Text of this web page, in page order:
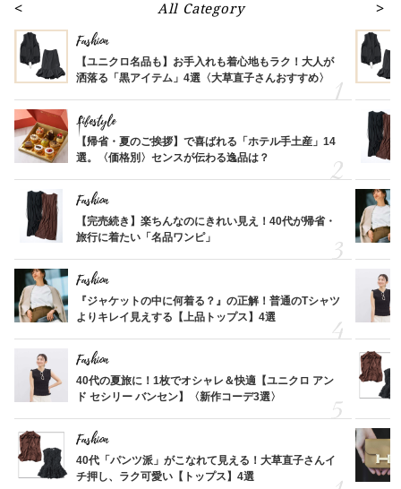
All Category
Fashion
【ユニクロ名品も】お手入れも着心地もラク！大人が
洒落る「黒アイテム」4選〈大草直子さんおすすめ〉
Lifestyle
【帰省・夏のご挨拶】で喜ばれる「ホテル手土産」14
選。〈価格別〉センスが伝わる逸品は？
Fashion
【完売続き】楽ちんなのにきれい見え！40代が帰省・
旅行に着たい「名品ワンピ」
Fashion
『ジャケットの中に何着る？』の正解！普通のTシャツ
よりキレイ見えする【上品トップス】4選
Fashion
40代の夏旅に！1枚でオシャレ＆快適【ユニクロ アン
ド セシリー バンセン】〈新作コーデ3選〉
Fashion
40代「パンツ派」がこなれて見える！大草直子さんイ
チ押し、ラク可愛い【トップス】4選